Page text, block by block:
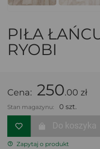
PIŁA
RYOBI
Cena: 250.00 zł
Stan magazynu: 0 szt.
Do koszyka
Zapytaj o produkt